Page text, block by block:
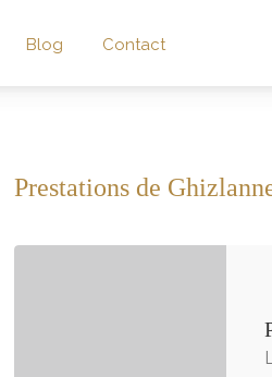
Blog Contact
Prestations de